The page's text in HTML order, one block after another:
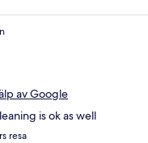
av Google
is ok as well
resa